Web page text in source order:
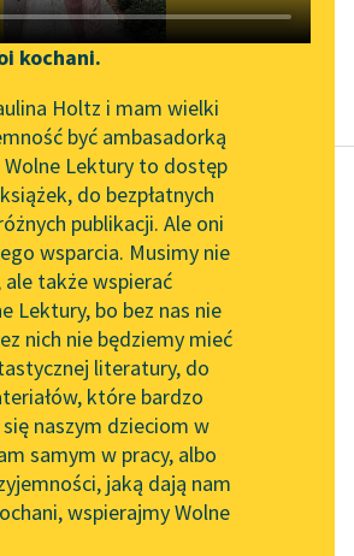
Zgłoś brak utworu
Narzędzia
Mapa Wolnych Lektur
Leśmianator
Przewodnik dla piszących i
czytających
API
OAI-PMH
Widget Wolnych Lektur
Przypisy
kochani.
Holtz i mam wielki
być ambasadorką
Wolne Lektury to dostęp
do bezpłatnych
publikacji. Ale oni
wsparcia. Musimy nie
także wspierać
Lektury, bo bez nas nie
nich nie będziemy mieć
literatury, do
które bardzo
naszym dzieciom w
samym w pracy, albo
jaką dają nam
wspierajmy Wolne
międzywojenne
Bolesław Miciński
Podróże do piekieł
Sny „gładkie i boskie”
wylatują wrotami z
rogu i szybują na
wysokościach w
świecie
abstrakcyjnych...